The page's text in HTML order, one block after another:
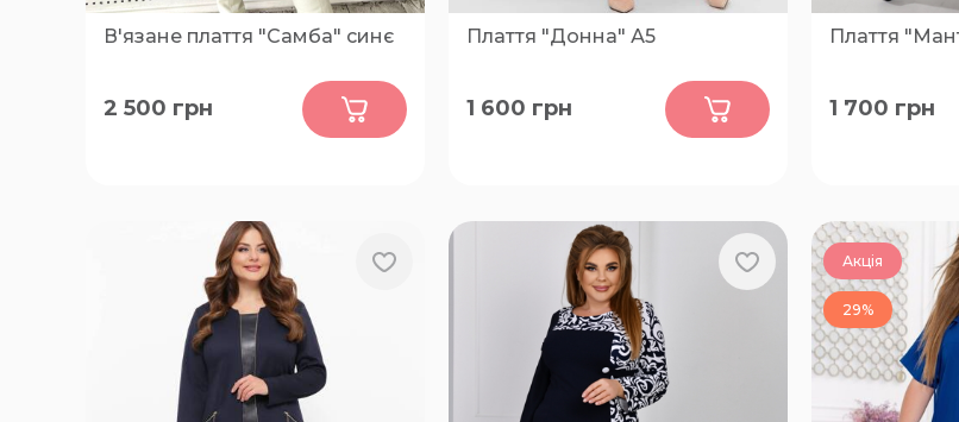
В'язане плаття "Самба" синє
2 500 грн
Плаття "Донна" А5
1 600 грн
Плаття
66-68, 70-72,
1 700 грн
Акція
29%